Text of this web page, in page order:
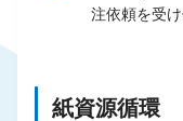
注依頼を受け
紙資源循環